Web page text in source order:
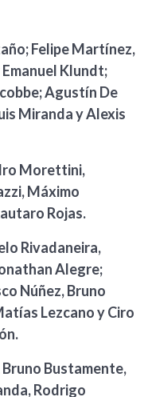
Felipe Martínez,
Klundt;
Agustín De
Miranda y Alexis
Morettini,
Máximo
Rojas.
Rivadaneira,
Alegre;
Núñez, Bruno
Lezcano y Ciro
Bustamente,
Rodrigo